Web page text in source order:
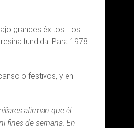
grandes éxitos. Los
fundida. Para 1978
o festivos, y en
afirman que él
fines de semana. En